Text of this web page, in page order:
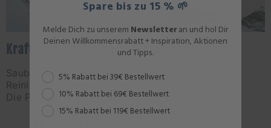
Kraftvolle Reinigung und strahlender Glanz
Sauberes Geschirr ohne Kompromisse bei der
Reinigungsleistung:
Die Produkt-Highlights auf einen Blick:
Spare bis zu 15 % 🌱
Melde Dich zu unserem Newsletter an und hol Dir
Deinen Willkommensrabatt + Inspiration, Aktionen
und Tipps.
Rabattstaffel
5% Rabatt bei 39€ Bestellwert
10% Rabatt bei 69€ Bestellwert
15% Rabatt bei 119€ Bestellwert